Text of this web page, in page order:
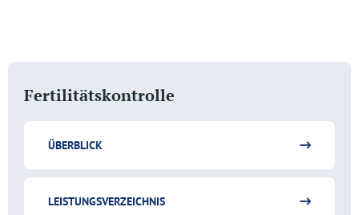
Fertilitätskontrolle
ÜBERBLICK
LEISTUNGSVERZEICHNIS